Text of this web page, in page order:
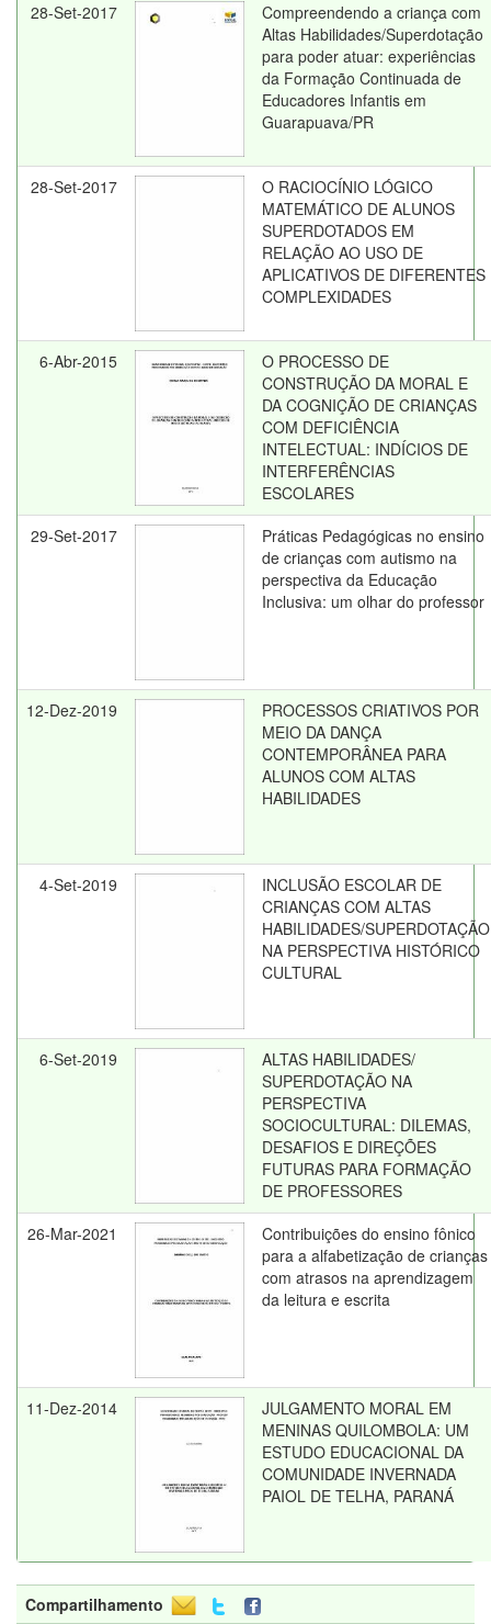
28-Set-2017
Compreendendo a criança com
Altas Habilidades/Superdotação
para poder atuar: experiências
da Formação Continuada de
Educadores Infantis em
Guarapuava/PR
28-Set-2017
O RACIOCÍNIO LÓGICO
MATEMÁTICO DE ALUNOS
SUPERDOTADOS EM
RELAÇÃO AO USO DE
APLICATIVOS DE DIFERENTES
COMPLEXIDADES
6-Abr-2015
O PROCESSO DE
CONSTRUÇÃO DA MORAL E
DA COGNIÇÃO DE CRIANÇAS
COM DEFICIÊNCIA
INTELECTUAL: INDÍCIOS DE
INTERFERÊNCIAS
ESCOLARES
29-Set-2017
Práticas Pedagógicas no ensino
de crianças com autismo na
perspectiva da Educação
Inclusiva: um olhar do professor
12-Dez-2019
PROCESSOS CRIATIVOS POR
MEIO DA DANÇA
CONTEMPORÂNEA PARA
ALUNOS COM ALTAS
HABILIDADES
4-Set-2019
INCLUSÃO ESCOLAR DE
CRIANÇAS COM ALTAS
HABILIDADES/SUPERDOTAÇÃO
NA PERSPECTIVA HISTÓRICO
CULTURAL
6-Set-2019
ALTAS HABILIDADES/
SUPERDOTAÇÃO NA
PERSPECTIVA
SOCIOCULTURAL: DILEMAS,
DESAFIOS E DIREÇÕES
FUTURAS PARA FORMAÇÃO
DE PROFESSORES
26-Mar-2021
Contribuições do ensino fônico
para a alfabetização de crianças
com atrasos na aprendizagem
da leitura e escrita
11-Dez-2014
JULGAMENTO MORAL EM
MENINAS QUILOMBOLA: UM
ESTUDO EDUCACIONAL DA
COMUNIDADE INVERNADA
PAIOL DE TELHA, PARANÁ
Compartilhamento